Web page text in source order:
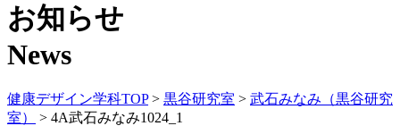
お知らせ
News
健康デザイン学科TOP> 黒谷研究室 > 武石みなみ（黒谷研究
室）
> 4A武石みなみ1024_1